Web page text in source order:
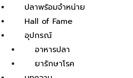
ปลาพร้อมจำหน่าย
Hall of Fame
อุปกรณ์
อาหารปลา
ยารักษาโรค